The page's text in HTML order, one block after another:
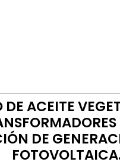
DE ACEITE
DE